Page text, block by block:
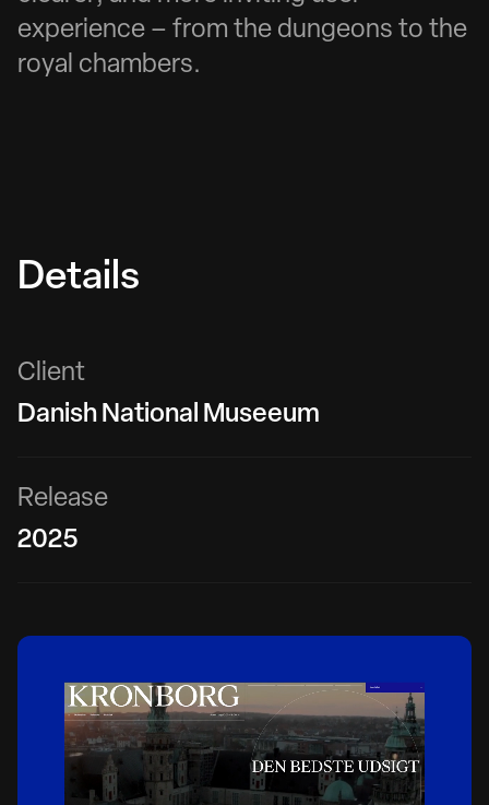
experience–fromthedungeonstothe
royal chambers.
Details
Client
DanishNationalMuseeum
Release
2025